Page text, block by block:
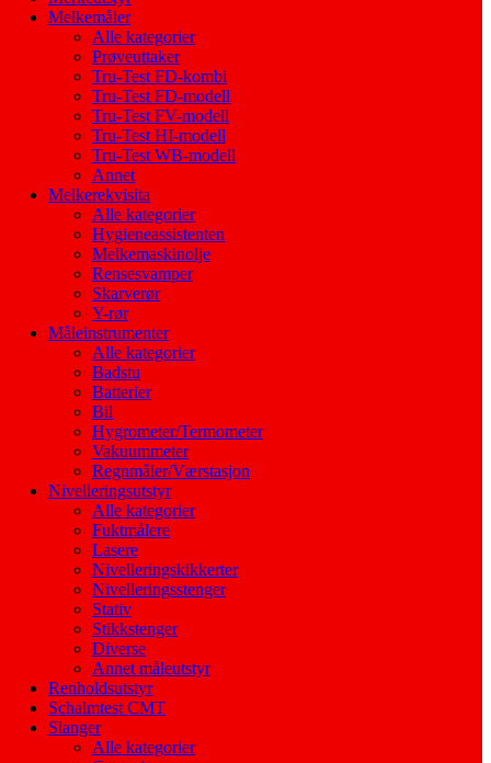
Melkemåler
Alle kategorier
Prøveuttaker
Tru-Test FD-kombi
Tru-Test FD-modell
Tru-Test FV-modell
Tru-Test HI-modell
Tru-Test WB-modell
Annet
Melkerekvisita
Alle kategorier
Hygieneassistenten
Melkemaskinolje
Rensesvamper
Skarverør
Y-rør
Måleinstrumenter
Alle kategorier
Badstu
Batterier
Bil
Hygrometer/Termometer
Vakuummeter
Regnmåler/Værstasjon
Nivelleringsutstyr
Alle kategorier
Fuktmålere
Lasere
Nivelleringskikkerter
Nivelleringsstenger
Stativ
Stikkstenger
Diverse
Annet måleutstyr
Renholdsutstyr
Schalmtest CMT
Slanger
Alle kategorier